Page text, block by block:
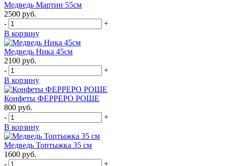
Медведь Мартин 55см
2500 руб.
-
+
В корзину
Медведь Ника 45см
2100 руб.
-
+
В корзину
Конфеты ФЕРРЕРО РОШЕ
800 руб.
-
+
В корзину
Медведь Топтыжка 35 см
1600 руб.
-
+